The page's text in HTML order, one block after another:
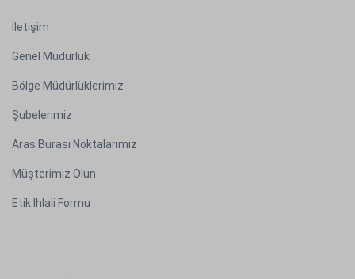
İletişim
Genel Müdürlük
Bölge Müdürlüklerimiz
Şubelerimiz
Aras Burası Noktalarımız
Müşterimiz Olun
Etik İhlali Formu